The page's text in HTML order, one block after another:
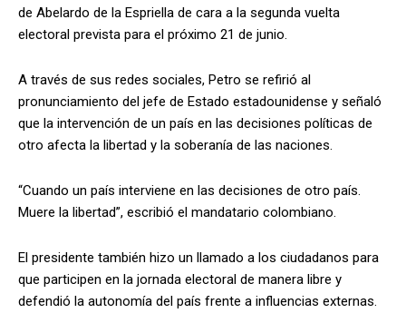
de Abelardo de la Espriella de cara a la segunda vuelta
electoral prevista para el próximo 21 de junio.
A través de sus redes sociales, Petro se refirió al
pronunciamiento del jefe de Estado estadounidense y señaló
que la intervención de un país en las decisiones políticas de
otro afecta la libertad y la soberanía de las naciones.
“Cuando un país interviene en las decisiones de otro país.
Muere la libertad”, escribió el mandatario colombiano.
El presidente también hizo un llamado a los ciudadanos para
que participen en la jornada electoral de manera libre y
defendió la autonomía del país frente a influencias externas.